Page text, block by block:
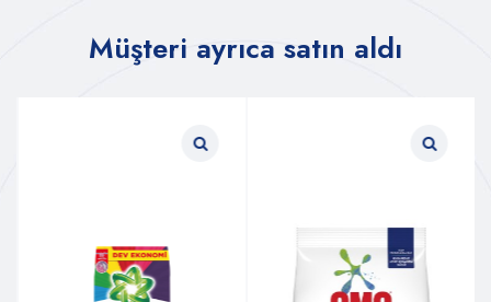
Müşteri ayrıca satın aldı